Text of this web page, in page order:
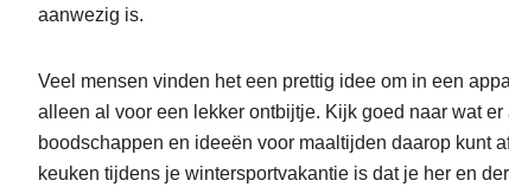
aanwezig is.
Veel mensen vinden het een prettig idee om in een
alleen al voor een lekker ontbijtje. Kijk goed naar wat
boodschappen en ideeën voor maaltijden daarop kunt
keuken tijdens je wintersportvakantie is dat je her en